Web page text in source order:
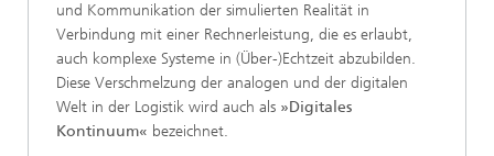
und Kommunikation der simulierten Realität in
Verbindung mit einer Rechnerleistung, die es erlaubt,
auch komplexe Systeme in (Über-)Echtzeit abzubilden.
Diese Verschmelzung der analogen und der digitalen
Welt in der Logistik wird auch als »Digitales
Kontinuum« bezeichnet.